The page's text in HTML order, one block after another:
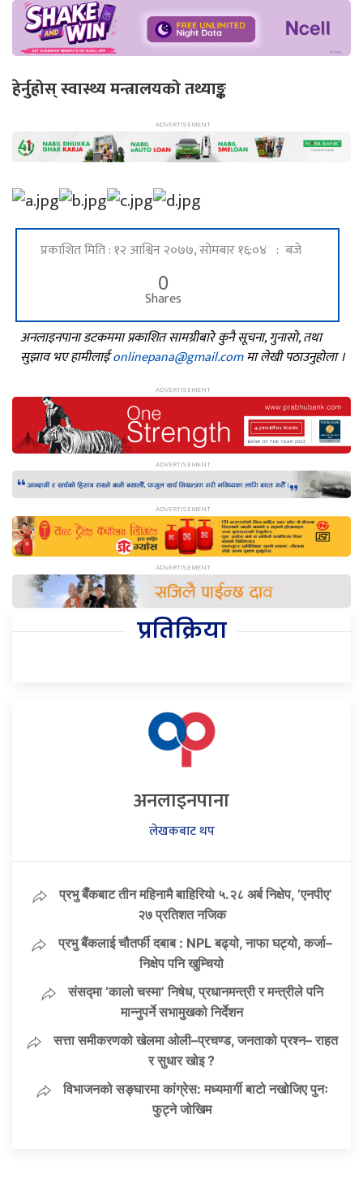
हेर्नुहोस् स्वास्थ्य मन्त्रालयको तथ्याङ्क
प्रकाशित मिति : १२ आश्विन २०७७, सोमबार १६:०४ : बजे
0
Shares
अनलाइनपाना डटकममा प्रकाशित सामग्रीबारे कुनै सूचना, गुनासो, तथा
सुझाव भए हामीलाईonlinepana@gmail.comमा लेखी पठाउनुहोला ।
प्रतिक्रिया
अनलाइनपाना
लेखकबाट थप
प्रभु बैँकबाट तीन महिनामै बाहिरियो ५.२८ अर्ब निक्षेप, ‘एनपीए’
२७ प्रतिशत नजिक
प्रभु बैंकलाई चौतर्फी दबाब : NPL बढ्यो, नाफा घट्यो, कर्जा–
निक्षेप पनि खुम्चियो
संसद्मा ‘कालो चस्मा’ निषेध, प्रधानमन्त्री र मन्त्रीले पनि
मान्नुपर्ने सभामुखको निर्देशन
सत्ता समीकरणको खेलमा ओली–प्रचण्ड, जनताको प्रश्न– राहत
र सुधार खोइ ?
विभाजनको सङ्घारमा कांग्रेस: मध्यमार्गी बाटो नखोजिए पुनः
फुट्ने जोखिम